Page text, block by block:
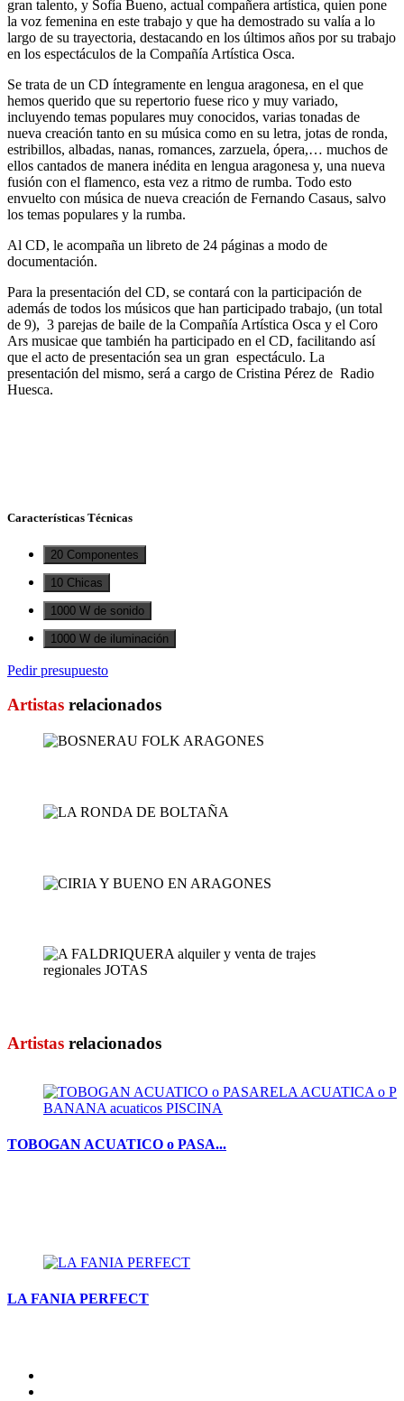
gran talento, y Sofía Bueno, actual compañera artística, quien pone
la voz femenina en este trabajo y que ha demostrado su valía a lo
largo de su trayectoria, destacando en los últimos años por su trabajo
en los espectáculos de la Compañía Artística Osca.
Se trata de un CD íntegramente en lengua aragonesa, en el que
hemos querido que su repertorio fuese rico y muy variado,
incluyendo temas populares muy conocidos, varias tonadas de
nueva creación tanto en su música como en su letra, jotas de ronda,
estribillos, albadas, nanas, romances, zarzuela, ópera,… muchos de
ellos cantados de manera inédita en lengua aragonesa y, una nueva
fusión con el flamenco, esta vez a ritmo de rumba. Todo esto
envuelto con música de nueva creación de Fernando Casaus, salvo
los temas populares y la rumba.
Al CD, le acompaña un libreto de 24 páginas a modo de
documentación.
Para la presentación del CD, se contará con la participación de
además de todos los músicos que han participado trabajo, (un total
de 9), 3 parejas de baile de la Compañía Artística Osca y el Coro
Ars musicae que también ha participado en el CD, facilitando así
que el acto de presentación sea un gran espectáculo. La
presentación del mismo, será a cargo de Cristina Pérez de Radio
Huesca.
Características Técnicas
20 Componentes
10 Chicas
1000 W de sonido
1000 W de iluminación
Pedir presupuesto
Artistas relacionados
Artistas relacionados
TOBOGAN ACUATICO o PASA...
LA FANIA PERFECT